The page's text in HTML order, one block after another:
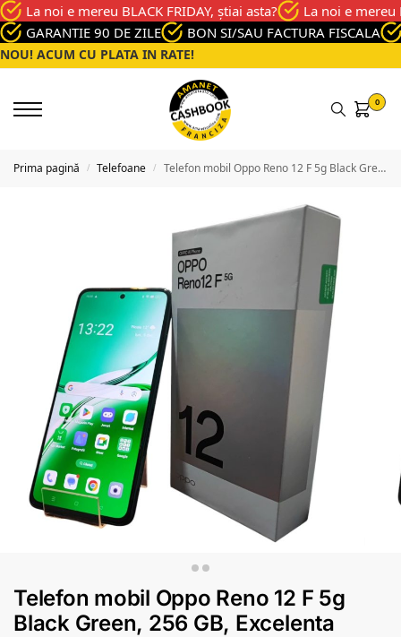
La noi e mereu BLACK FRIDAY, știai asta?
La noi e mereu
GARANTIE 90 DE ZILE
BON SI/SAU FACTURA FISCALA
NOU! ACUM CU PLATA IN RATE!
0
Prima pagină / Telefoane / Telefon mobil Oppo Reno 12 F 5g Black Green, 256 GB, Excelenta
Telefon mobil Oppo Reno 12 F 5g
Black Green, 256 GB, Excelenta